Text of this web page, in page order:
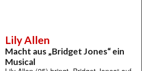
Lily Allen
Macht aus „Bridget Jones“ ein
Musical